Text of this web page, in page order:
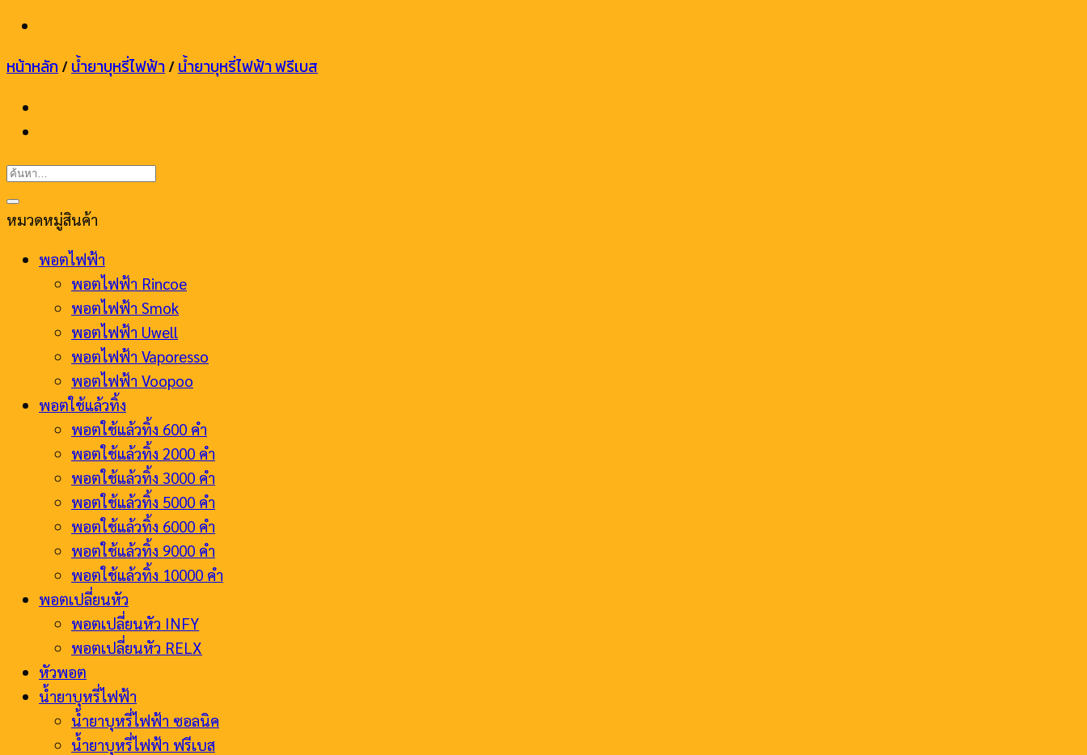
หน้าหลัก/น้ำยาบุหรี่ไฟฟ้า/น้ำยาบุหรี่ไฟฟ้า ฟรีเบส
ค้นหา:
หมวดหมู่สินค้า
พอตไฟฟ้า
พอตไฟฟ้า Rincoe
พอตไฟฟ้า Smok
พอตไฟฟ้า Uwell
พอตไฟฟ้า Vaporesso
พอตไฟฟ้า Voopoo
พอตใช้แล้วทิ้ง
พอตใช้แล้วทิ้ง 600 คำ
พอตใช้แล้วทิ้ง 2000 คำ
พอตใช้แล้วทิ้ง 3000 คำ
พอตใช้แล้วทิ้ง 5000 คำ
พอตใช้แล้วทิ้ง 6000 คำ
พอตใช้แล้วทิ้ง 9000 คำ
พอตใช้แล้วทิ้ง 10000 คำ
พอตเปลี่ยนหัว
พอตเปลี่ยนหัว INFY
พอตเปลี่ยนหัว RELX
หัวพอต
น้ำยาบุหรี่ไฟฟ้า
น้ำยาบุหรี่ไฟฟ้า ซอลนิค
น้ำยาบุหรี่ไฟฟ้า ฟรีเบส